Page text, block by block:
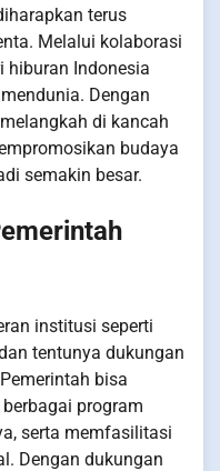
terus
Melalui kolaborasi
hiburan Indonesia
Dengan
di kancah
budaya
semakin besar.
institusi seperti
tentunya dukungan
bisa
program
serta memfasilitasi
Dengan dukungan